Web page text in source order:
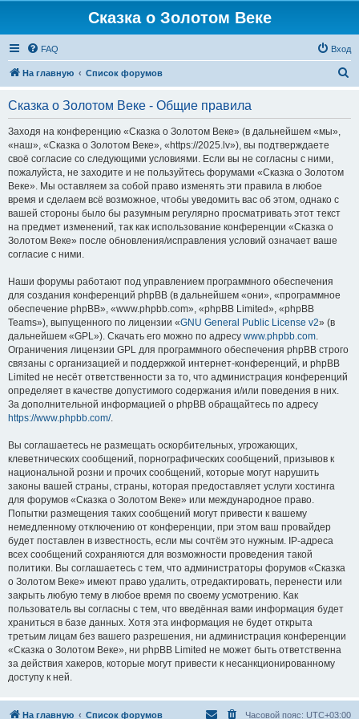
Сказка о Золотом Веке
FAQ Вход
На главную Список форумов
Сказка о Золотом Веке - Общие правила
Заходя на конференцию «Сказка о Золотом Веке» (в дальнейшем «мы»,
«наш», «Сказка о Золотом Веке», «https://2025.lv»), вы подтверждаете
своё согласие со следующими условиями. Если вы не согласны с ними,
пожалуйста, не заходите и не пользуйтесь форумами «Сказка о Золотом
Веке». Мы оставляем за собой право изменять эти правила в любое
время и сделаем всё возможное, чтобы уведомить вас об этом, однако с
вашей стороны было бы разумным регулярно просматривать этот текст
на предмет изменений, так как использование конференции «Сказка о
Золотом Веке» после обновления/исправления условий означает ваше
согласие с ними.
Наши форумы работают под управлением программного обеспечения
для создания конференций phpBB (в дальнейшем «они», «программное
обеспечение phpBB», «www.phpbb.com», «phpBB Limited», «phpBB
Teams»), выпущенного по лицензии «GNU General Public License v2» (в
дальнейшем «GPL»). Скачать его можно по адресу www.phpbb.com.
Ограничения лицензии GPL для программного обеспечения phpBB строго
связаны с организацией и поддержкой интернет-конференций, и phpBB
Limited не несёт ответственности за то, что администрация конференций
определяет в качестве допустимого содержания и/или поведения в них.
За дополнительной информацией о phpBB обращайтесь по адресу
https://www.phpbb.com/.
Вы соглашаетесь не размещать оскорбительных, угрожающих,
клеветнических сообщений, порнографических сообщений, призывов к
национальной розни и прочих сообщений, которые могут нарушить
законы вашей страны, страны, которая предоставляет услуги хостинга
для форумов «Сказка о Золотом Веке» или международное право.
Попытки размещения таких сообщений могут привести к вашему
немедленному отключению от конференции, при этом ваш провайдер
будет поставлен в известность, если мы сочтём это нужным. IP-адреса
всех сообщений сохраняются для возможности проведения такой
политики. Вы соглашаетесь с тем, что администраторы форумов «Сказка
о Золотом Веке» имеют право удалить, отредактировать, перенести или
закрыть любую тему в любое время по своему усмотрению. Как
пользователь вы согласны с тем, что введённая вами информация будет
храниться в базе данных. Хотя эта информация не будет открыта
третьим лицам без вашего разрешения, ни администрация конференции
«Сказка о Золотом Веке», ни phpBB Limited не может быть ответственна
за действия хакеров, которые могут привести к несанкционированному
доступу к ней.
На главную Список форумов Часовой пояс: UTC+03:00